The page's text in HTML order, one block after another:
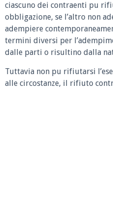
ciascuno dei contraenti pu
obbligazione, se l’altro non
adempiere
termini diversi per
dalle parti o risultino dalla
Tuttavia non pu rifiutarsi
alle circostanze, il rifiuto